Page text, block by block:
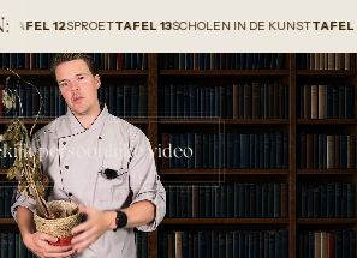
SPROETTAFEL 13SCHOLEN IN DE KUNSTTAFEL 14
persoonlijke video